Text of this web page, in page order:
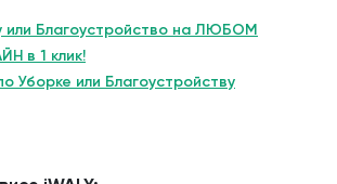
или Благоустройство на ЛЮБОМ
в 1 клик!
Уборке или Благоустройству